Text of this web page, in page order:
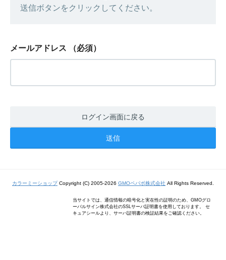
送信ボタンをクリックしてください。
メールアドレス （必須）
ログイン画面に戻る
カラーミーショップCopyright (C) 2005-2026 GMOペパボ株式会社 All Rights Reserved.
当サイトでは、通信情報の暗号化と実在性の証明のため、GMOグロ
ーバルサイン株式会社のSSLサーバ証明書を使用しております。 セ
キュアシールより、サーバ証明書の検証結果をご確認ください。